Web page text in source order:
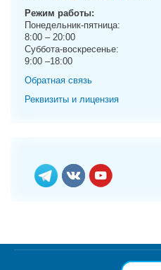
Режим работы:
Понедельник-пятница:
8:00 – 20:00
Суббота-воскресенье:
9:00 –18:00
Обратная связь
Реквизиты и лицензия